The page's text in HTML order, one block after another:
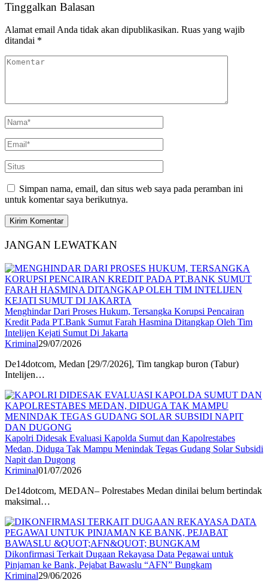
Tinggalkan Balasan
Alamat email Anda tidak akan dipublikasikan. Ruas yang wajib
ditandai *
Simpan nama, email, dan situs web saya pada peramban ini
untuk komentar saya berikutnya.
JANGAN LEWATKAN
Menghindar Dari Proses Hukum, Tersangka Korupsi Pencairan
Kredit Pada PT.Bank Sumut Farah Hasmina Ditangkap Oleh Tim
Intelijen Kejati Sumut Di Jakarta
Kriminal29/07/2026
De14dotcom, Medan [29/7/2026], Tim tangkap buron (Tabur)
Intelijen…
Kapolri Didesak Evaluasi Kapolda Sumut dan Kapolrestabes
Medan, Diduga Tak Mampu Menindak Tegas Gudang Solar Subsidi
Napit dan Dugong
Kriminal01/07/2026
De14dotcom, MEDAN– Polrestabes Medan dinilai belum bertindak
maksimal…
Dikonfirmasi Terkait Dugaan Rekayasa Data Pegawai untuk
Pinjaman ke Bank, Pejabat Bawaslu “AFN” Bungkam
Kriminal29/06/2026